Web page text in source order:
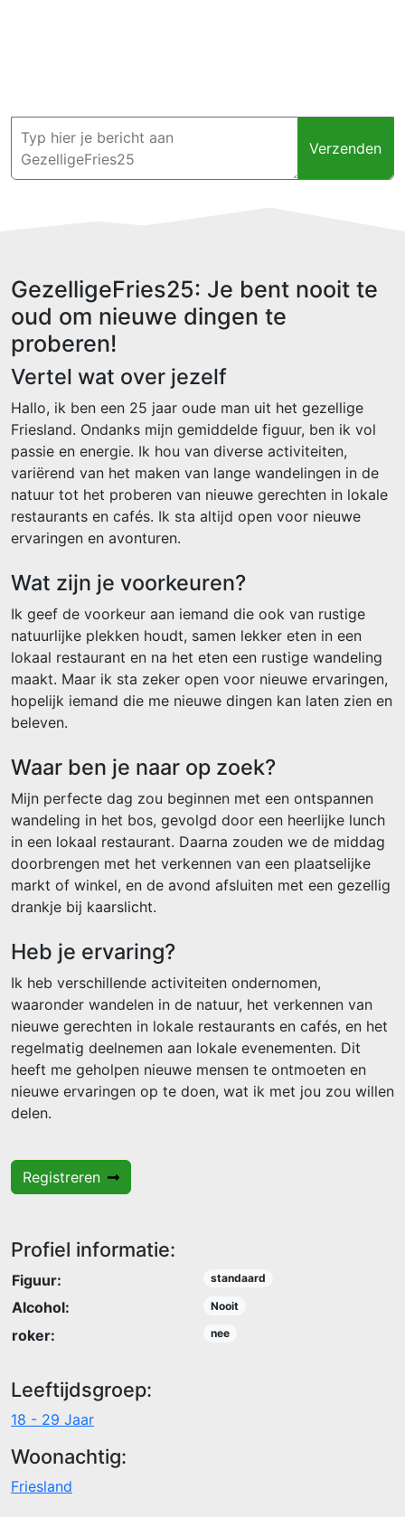
Verzenden
GezelligeFries25: Je bent nooit te
oud om nieuwe dingen te
proberen!
Vertel wat over jezelf
Hallo, ik ben een 25 jaar oude man uit het gezellige
Friesland. Ondanks mijn gemiddelde figuur, ben ik vol
passie en energie. Ik hou van diverse activiteiten,
variërend van het maken van lange wandelingen in de
natuur tot het proberen van nieuwe gerechten in lokale
restaurants en cafés. Ik sta altijd open voor nieuwe
ervaringen en avonturen.
Wat zijn je voorkeuren?
Ik geef de voorkeur aan iemand die ook van rustige
natuurlijke plekken houdt, samen lekker eten in een
lokaal restaurant en na het eten een rustige wandeling
maakt. Maar ik sta zeker open voor nieuwe ervaringen,
hopelijk iemand die me nieuwe dingen kan laten zien en
beleven.
Waar ben je naar op zoek?
Mijn perfecte dag zou beginnen met een ontspannen
wandeling in het bos, gevolgd door een heerlijke lunch
in een lokaal restaurant. Daarna zouden we de middag
doorbrengen met het verkennen van een plaatselijke
markt of winkel, en de avond afsluiten met een gezellig
drankje bij kaarslicht.
Heb je ervaring?
Ik heb verschillende activiteiten ondernomen,
waaronder wandelen in de natuur, het verkennen van
nieuwe gerechten in lokale restaurants en cafés, en het
regelmatig deelnemen aan lokale evenementen. Dit
heeft me geholpen nieuwe mensen te ontmoeten en
nieuwe ervaringen op te doen, wat ik met jou zou willen
delen.
Registreren
Profiel informatie:
Figuur: standaard
Alcohol: Nooit
roker: nee
Leeftijdsgroep:
18 - 29 Jaar
Woonachtig:
Friesland